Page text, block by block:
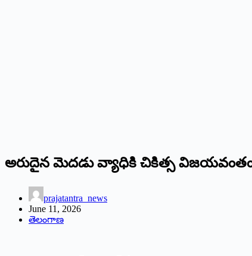
అరుదైన మెద‌డు వ్యాధికి చికిత్స‌
prajatantra_news
June 11, 2026
తెలంగాణ